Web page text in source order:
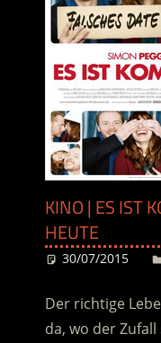
KINO | ES IST
HEUTE
30/07/2015
Der richtige
da, wo der